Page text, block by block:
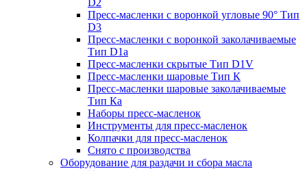
D2
Пресс-масленки с воронкой угловые 90° Тип
D3
Пресс-масленки с воронкой заколачиваемые
Тип D1a
Пресс-масленки скрытые Тип D1V
Пресс-масленки шаровые Тип К
Пресс-масленки шаровые заколачиваемые
Тип Кa
Наборы пресс-масленок
Инструменты для пресс-масленок
Колпачки для пресс-масленок
Снято с производства
Оборудование для раздачи и сбора масла